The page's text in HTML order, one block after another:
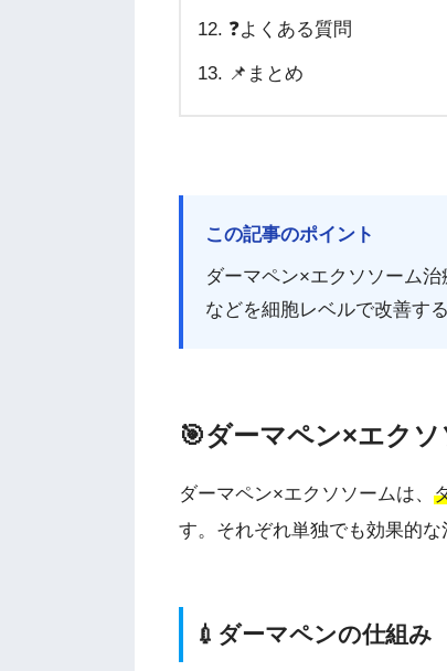
❓よくある質問
📌まとめ
この記事のポイント
ダーマペン×エクソソーム
などを細胞レベルで改善す
🎯ダーマペン×エク
ダーマペン×エクソソームは、
す。それぞれ単独でも効果的な
💉ダーマペンの仕組み